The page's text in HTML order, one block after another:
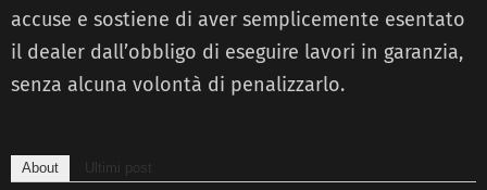
accuse e sostiene di aver semplicemente esentato
il dealer dall’obbligo di eseguire lavori in garanzia,
senza alcuna volontà di penalizzarlo.
About Ultimi post